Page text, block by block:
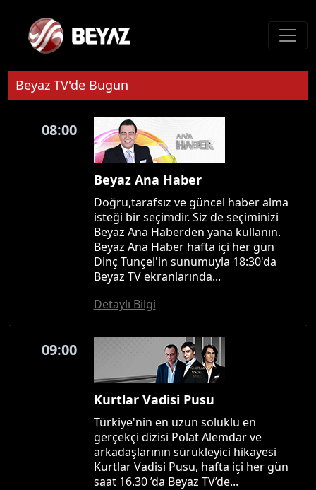
Beyaz TV'de Bugün
08:00
Beyaz Ana Haber
Doğru,tarafsız ve güncel haber alma
isteği bir seçimdir. Siz de seçiminizi
Beyaz Ana Haberden yana kullanın.
Beyaz Ana Haber hafta içi her gün
Dinç Tunçel'in sunumuyla 18:30'da
Beyaz TV ekranlarında...
Detaylı Bilgi
09:00
Kurtlar Vadisi Pusu
Türkiye'nin en uzun soluklu en
gerçekçi dizisi Polat Alemdar ve
arkadaşlarının sürükleyici hikayesi
Kurtlar Vadisi Pusu, hafta içi her gün
saat 16.30 ’da Beyaz TV’de...